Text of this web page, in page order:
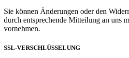
Sie können Änderungen oder den
durch entsprechende Mitteilung an uns
vornehmen.
SSL-VERSCHLÜSSELUNG